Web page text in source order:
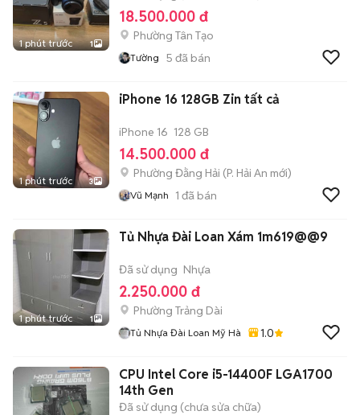
1 phút trước 1
18.500.000 đ
Phường Tân Tạo
Tường 5 đã bán
1 phút trước 3
iPhone 16 128GB Zin tất cả
iPhone 16 128 GB
14.500.000 đ
Phường Đằng Hải (P. Hải An mới)
Vũ Mạnh 1 đã bán
1 phút trước 1
Tủ Nhựa Đài Loan Xám 1m619@@9
Đã sử dụng Nhựa
2.250.000 đ
Phường Trảng Dài
Tủ Nhựa Đài Loan Mỹ Hà 1.0
CPU Intel Core i5-14400F LGA1700
14th Gen
Đã sử dụng (chưa sửa chữa)